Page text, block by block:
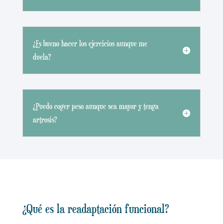
¿Es bueno hacer los ejercicios aunque me
duela?
¿Puedo coger peso aunque sea mayor y tenga
artrosis?
¿Qué es la readaptación funcional?